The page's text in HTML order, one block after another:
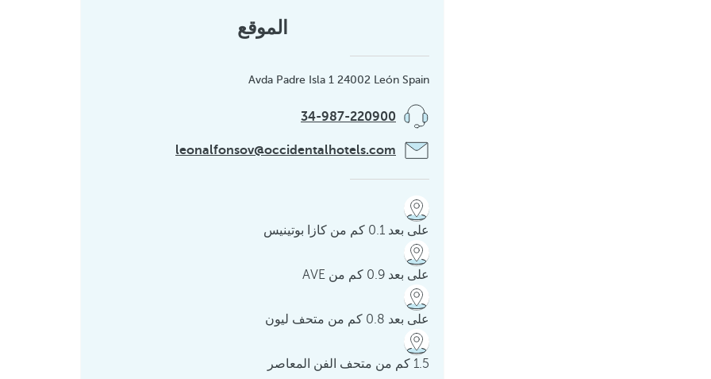
الموقع
Avda Padre Isla 1 24002 León Spain
34-987-220900
leonalfonsov@occidentalhotels.com
على بعد 0.1 كم من كازا بوتينيس
على بعد 0.9 كم من AVE
على بعد 0.8 كم من متحف ليون
1.5 كم من متحف الفن المعاصر